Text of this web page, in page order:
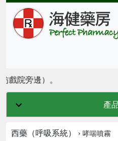
院旁邊）。
產
西藥（呼吸系統） › 哮喘噴霧